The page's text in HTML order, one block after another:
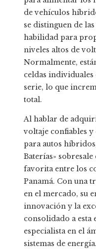
de vehículos
se distinguen de
habilidad para
niveles altos de
Normalmente,
celdas individuales
serie, lo que
total.
Al hablar de
voltaje confiables y
para autos
Baterías»
favorita entre los
Panamá. Con una
en el mercado, su
innovación y la
consolidado a esta
especialista en el
sistemas de energía.